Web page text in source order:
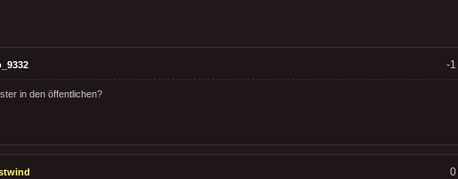
-1
in den öffentlichen?
0